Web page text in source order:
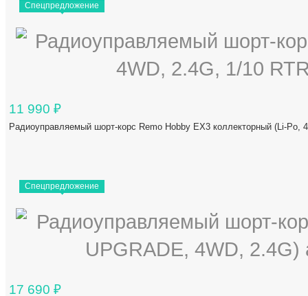
Спецпредложение
11 990 ₽
Радиоуправляемый шорт-корс Remo Hobby EX3 коллекторный (Li-Po,
Спецпредложение
17 690 ₽